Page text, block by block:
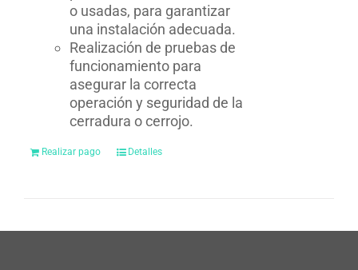
o usadas, para garantizar
una instalación adecuada.
Realización de pruebas de
funcionamiento para
asegurar la correcta
operación y seguridad de la
cerradura o cerrojo.
Realizar pago Detalles